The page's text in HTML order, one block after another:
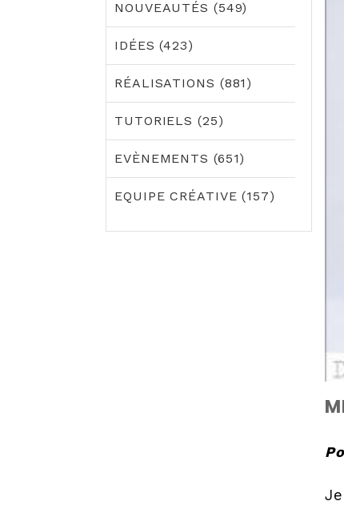
NOUVEAUTÉS (549)
IDÉES (423)
RÉALISATIONS (881)
TUTORIELS (25)
EVÈNEMENTS (651)
EQUIPE CRÉATIVE (157)